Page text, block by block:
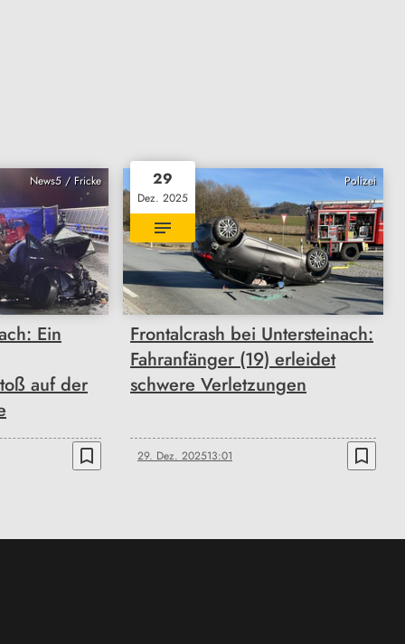
News5 / Fricke
Ein
auf der
bookmark_border
Polizei
29
Dez. 2025
Frontalcrash bei Untersteinach:
Fahranfänger (19) erleidet
schwere Verletzungen
29. Dez. 202513:01 bookmark_border